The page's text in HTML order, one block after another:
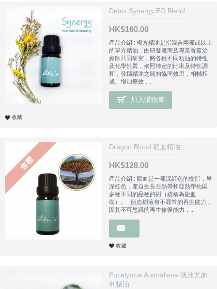
Detox Synergy EO Blend
HK$160.00
產品介紹 : 複方精油是指混合兩種或以上
的單方精油，由研發廠商及專業香薰治
療師共同研究，將各種不同精油的特性
及化學性質，依照特定的比率及特性調
和，發揮精油之間的協同效用，相輔相
成、增加療效，..
加入購物車
收藏
售罄
Dragon Blood 龍血精油
HK$128.00
產品介紹 : 龍血是一種深紅色的樹脂，呈
深紅色，產自生長在熱帶和亞熱帶地區
多種不同的品種的樹（統稱為龍血
樹）。 龍血樹液有不尋常的再生能力，
因其不可思議的再生修復能力，..
收藏
Eucalyptus Australiana 澳洲尤加
利精油